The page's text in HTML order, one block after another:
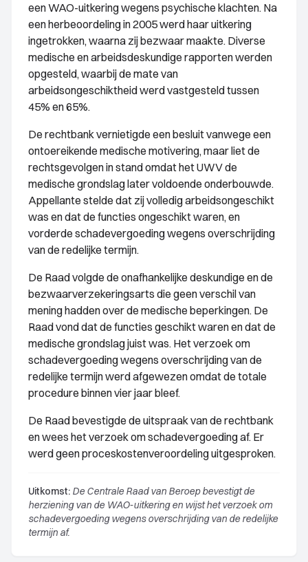
een WAO-uitkering wegens psychische klachten. Na
een herbeoordeling in 2005 werd haar uitkering
ingetrokken, waarna zij bezwaar maakte. Diverse
medische en arbeidsdeskundige rapporten werden
opgesteld, waarbij de mate van
arbeidsongeschiktheid werd vastgesteld tussen
45% en 65%.
De rechtbank vernietigde een besluit vanwege een
ontoereikende medische motivering, maar liet de
rechtsgevolgen in stand omdat het UWV de
medische grondslag later voldoende onderbouwde.
Appellante stelde dat zij volledig arbeidsongeschikt
was en dat de functies ongeschikt waren, en
vorderde schadevergoeding wegens overschrijding
van de redelijke termijn.
De Raad volgde de onafhankelijke deskundige en de
bezwaarverzekeringsarts die geen verschil van
mening hadden over de medische beperkingen. De
Raad vond dat de functies geschikt waren en dat de
medische grondslag juist was. Het verzoek om
schadevergoeding wegens overschrijding van de
redelijke termijn werd afgewezen omdat de totale
procedure binnen vier jaar bleef.
De Raad bevestigde de uitspraak van de rechtbank
en wees het verzoek om schadevergoeding af. Er
werd geen proceskostenveroordeling uitgesproken.
Uitkomst: De Centrale Raad van Beroep bevestigt de
herziening van de WAO-uitkering en wijst het verzoek om
schadevergoeding wegens overschrijding van de redelijke
termijn af.